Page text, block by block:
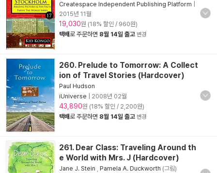
Createspace Independent Publishing Platform
2015년 11월
19,030원 (18% 할인 / 960원)
택배로 주문하면 8월 14일 출고 변경
260. Prelude to Tomorrow: A Collect
ion of Travel Stories (Hardcover)
Paul Hudson
iUniverse
2008년 02월
43,890원 (18% 할인 / 2,200원)
택배로 주문하면 8월 14일 출고 변경
261. Dear Class: Traveling Around th
e World with Mrs. J (Hardcover)
Jane J. Stein Pamela A. Duckworth (그림)